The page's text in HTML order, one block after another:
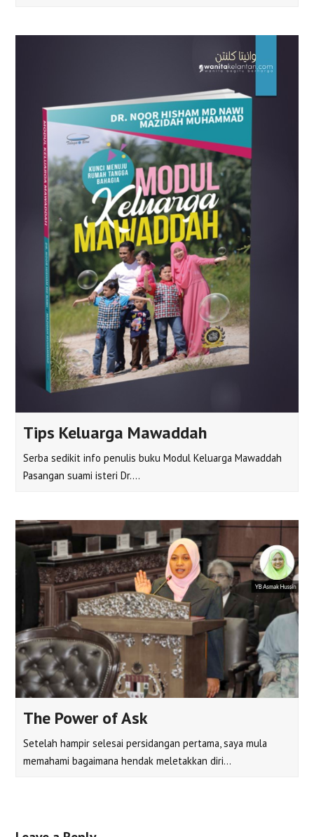
Tips Keluarga Mawaddah
Serba sedikit info penulis buku Modul Keluarga Mawaddah
Pasangan suami isteri Dr.…
The Power of Ask
Setelah hampir selesai persidangan pertama, saya mula
memahami bagaimana hendak meletakkan diri…